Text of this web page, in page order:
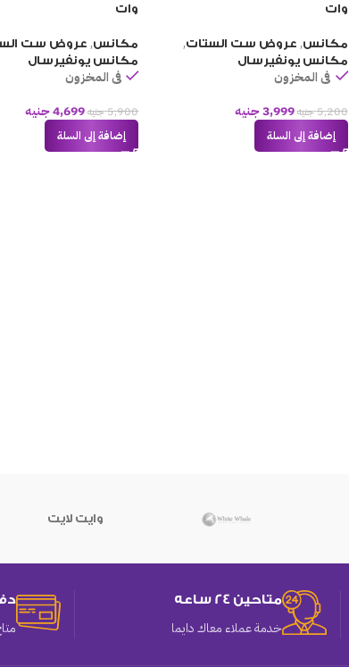
وات
مكانس, عروض ست الستات,
مكانس يونفيرسال
فى المخزون
5,200جنيه3,999جنيه
إضافة إلى السلة
وات
مكانس, عروض ست
مكانس يونفيرسال
فى المخزون
5,900جنيه4,699جنيه
إضافة إلى السلة
وايت لايت
متاحين 24 ساعه
خدمة عملاء معاك دايما